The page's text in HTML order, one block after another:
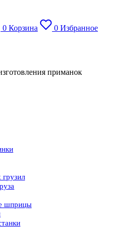
0 Корзина 0 Избранное
приманок
шприцы